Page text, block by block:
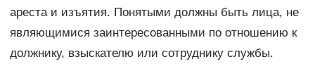
ареста и изъятия. Понятыми должны быть лица, не
являющимися заинтересованными по отношению к
должнику, взыскателю или сотруднику службы.